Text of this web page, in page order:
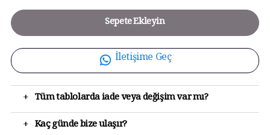
Sepete Ekleyin
İletişime Geç
+ Tüm tablolarda iade veya değişim var mı?
+ Kaç günde bize ulaşır?